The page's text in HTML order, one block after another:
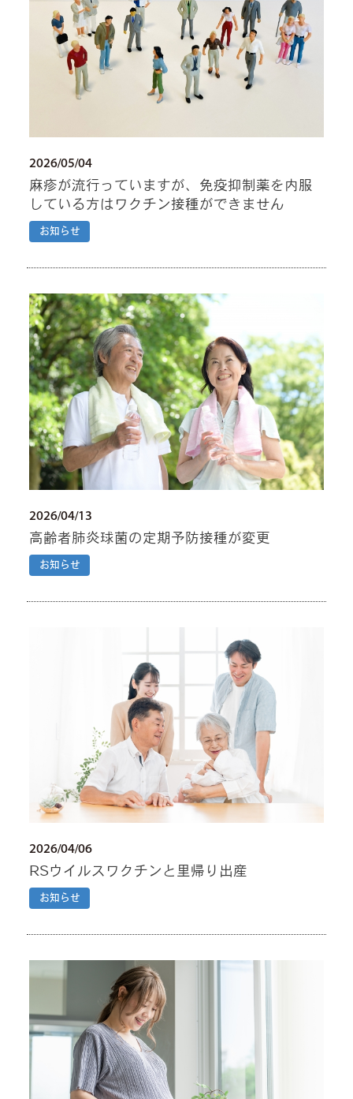
2026/05/04
麻疹が流行っていますが、免疫抑制薬を内服
している方はワクチン接種ができません
お知らせ
2026/04/13
高齢者肺炎球菌の定期予防接種が変更
お知らせ
2026/04/06
RSウイルスワクチンと里帰り出産
お知らせ